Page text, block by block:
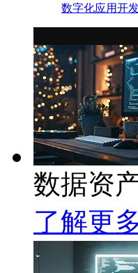
数字化应用开
数据资
了解更